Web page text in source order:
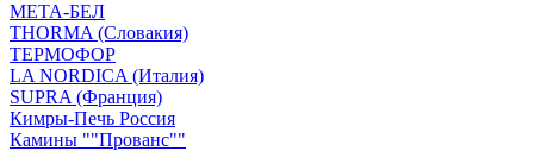
МЕТА-БЕЛ
THORMA (Словакия)
ТЕРМОФОР
LA NORDICA (Италия)
SUPRA (Франция)
Кимры-Печь Россия
Камины ""Прованс""